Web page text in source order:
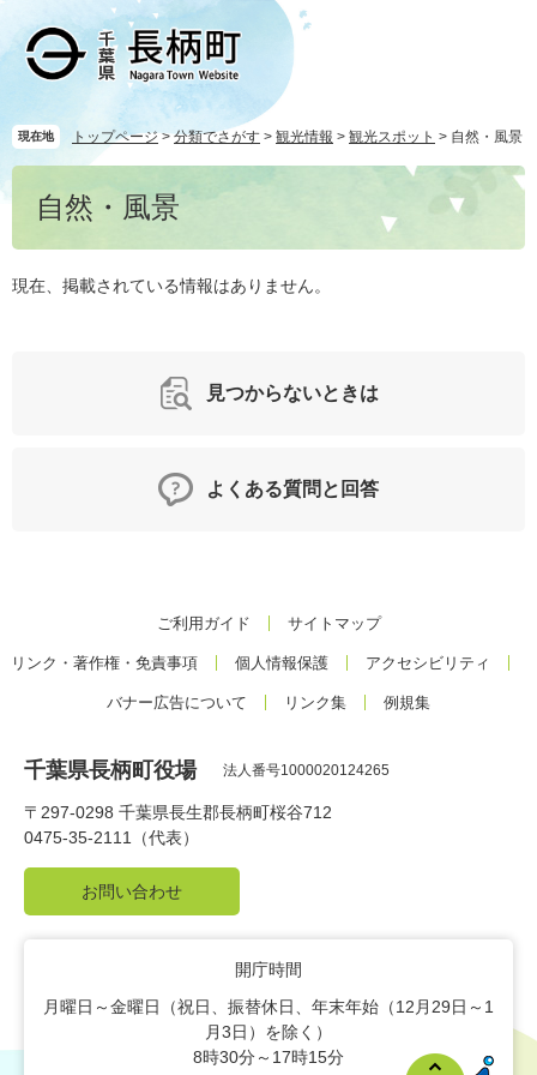
ー
で
す
ニ
ば
し
へ
現在地 トップページ >分類でさがす > 観光情報 > 観光スポット > 自然・風景
自然・風景
現在、掲載されている情報はありません。
見つからないときは
よくある質問と回答
ご利用ガイド サイトマップ
リンク・著作権・免責事項 個人情報保護 アクセシビリティ
バナー広告について リンク集 例規集
千葉県長柄町役場 法人番号1000020124265
〒297-0298 千葉県長生郡長柄町桜谷712
0475-35-2111（代表）
お問い合わせ
開庁時間
月曜日～金曜日（祝日、振替休日、年末年始（12月29日～1
月3日）を除く）
8時30分～17時15分